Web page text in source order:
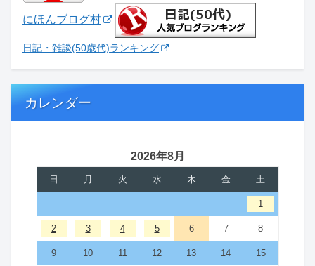
にほんブログ村
日記・雑談(50歳代)ランキング
カレンダー
2026年8月
日 月 火 水 木 金 土
1
2 3 4 5 6 7 8
9 10 11 12 13 14 15